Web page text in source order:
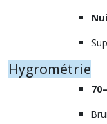
Hygrométrie